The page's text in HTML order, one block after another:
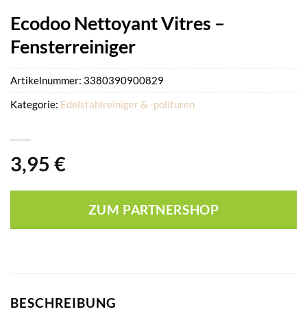
Ecodoo Nettoyant Vitres –
Fensterreiniger
3,95 €
ZUM PARTNERSHOP
Artikelnummer: 3380390900829
Kategorie: Edelstahlreiniger & -polituren
BESCHREIBUNG